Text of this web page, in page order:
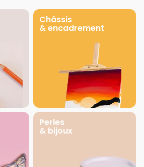
Châssis
& encadrement
Perles
& bijoux